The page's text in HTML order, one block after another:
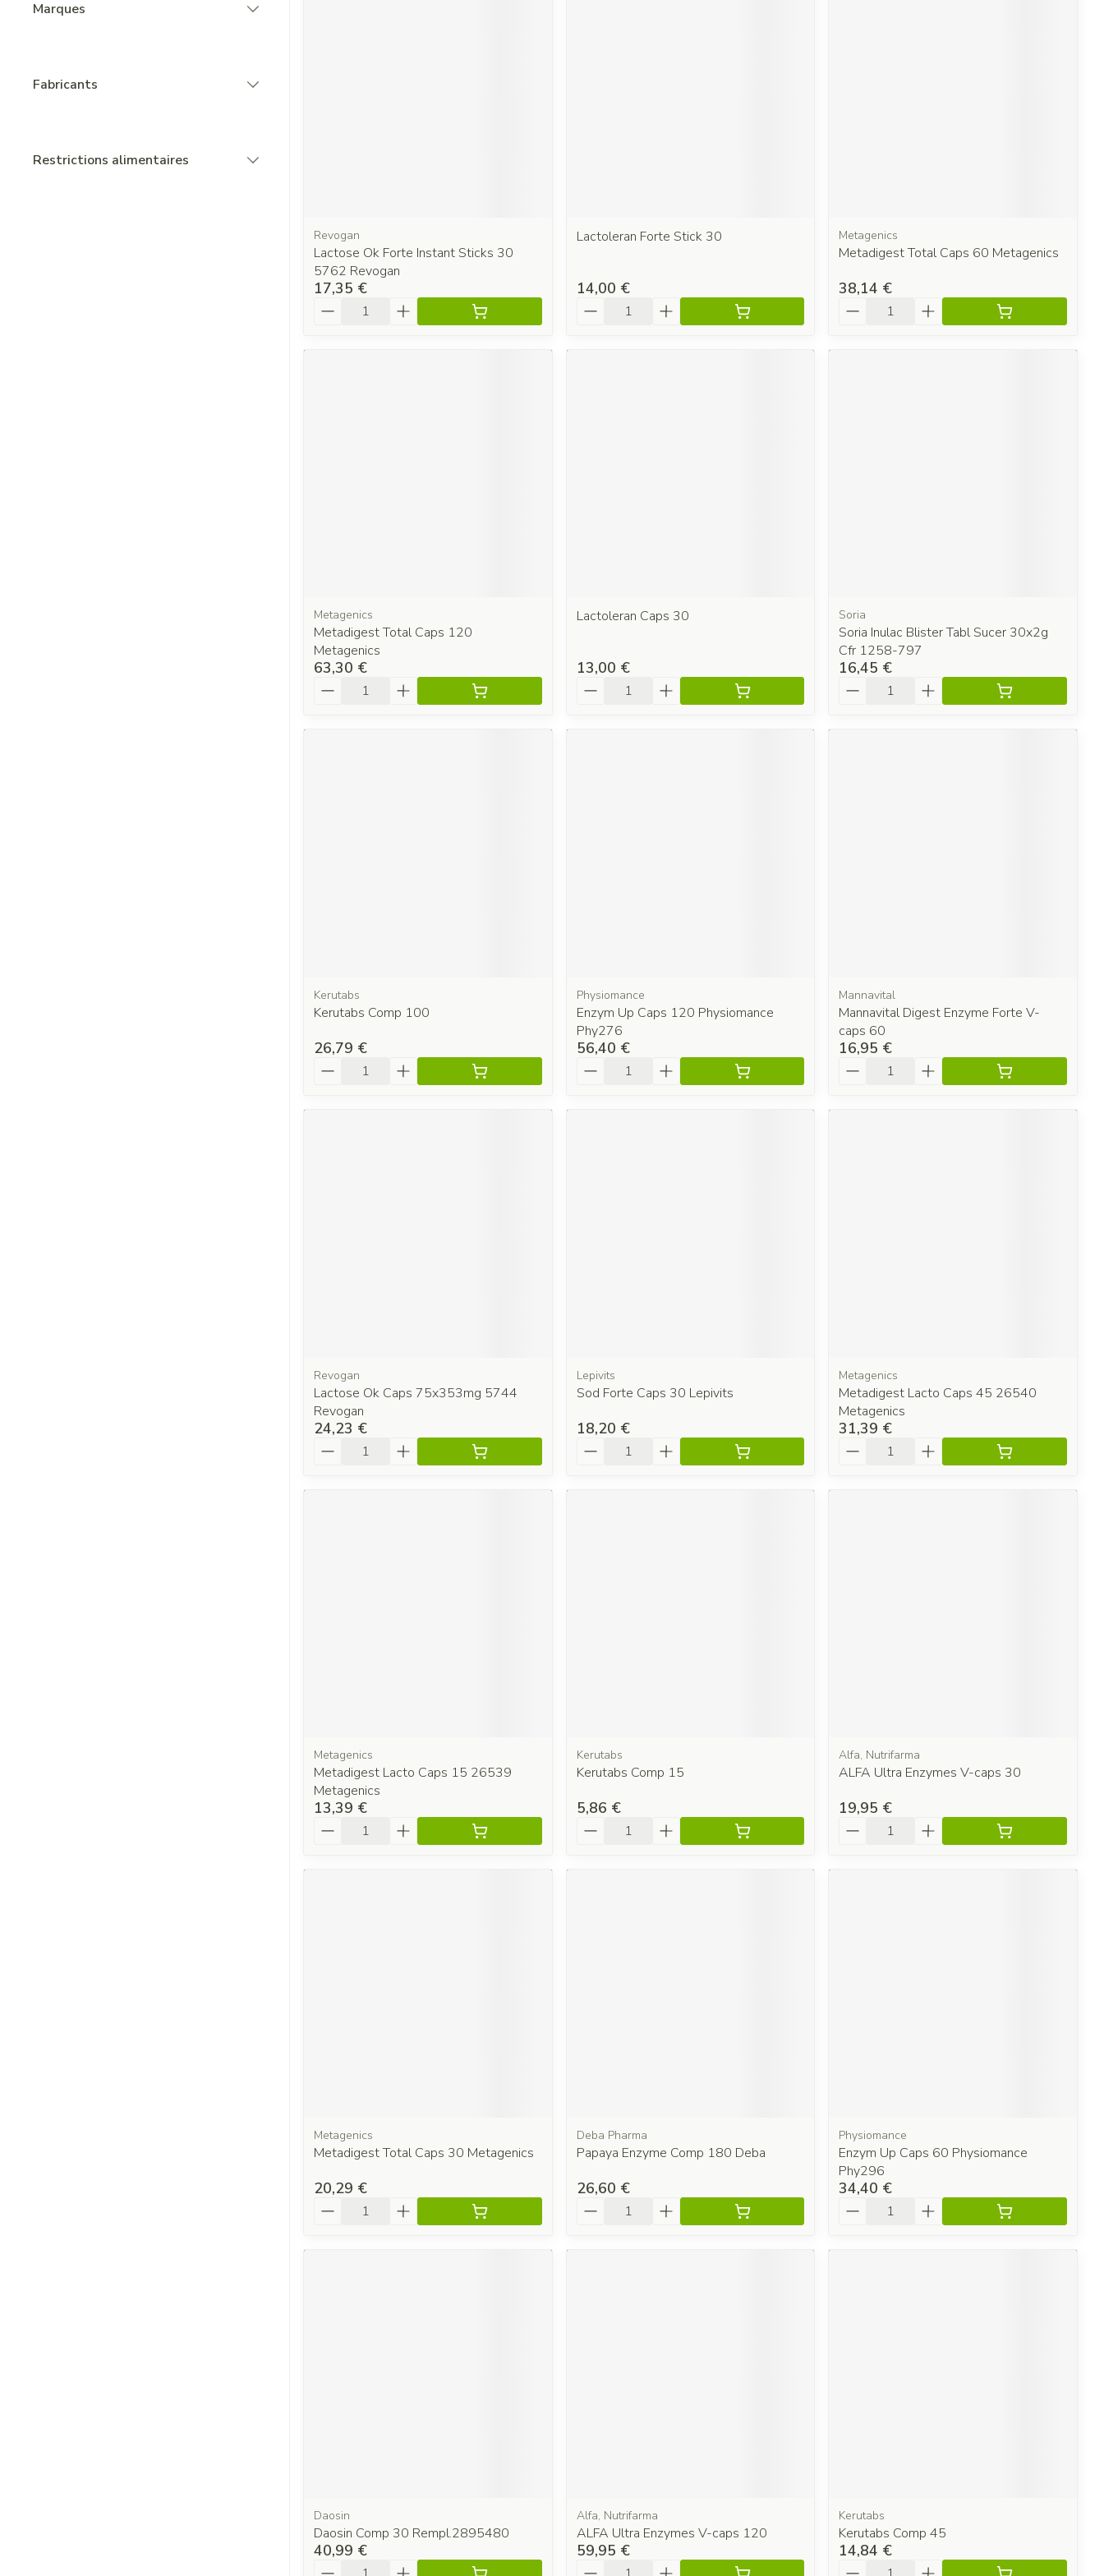
Marques
Fabricants
Restrictions alimentaires
Revogan
Lactose Ok Forte Instant Sticks 30
5762 Revogan
17,35 €
Quantité
Lactoleran Forte Stick 30
14,00 €
Quantité
Metagenics
Metadigest Total Caps 60 Metagenics
38,14 €
Quantité
Metagenics
Metadigest Total Caps 120
Metagenics
63,30 €
Quantité
Lactoleran Caps 30
13,00 €
Quantité
Soria
Soria Inulac Blister Tabl Sucer 30x2g
Cfr 1258-797
16,45 €
Quantité
Kerutabs
Kerutabs Comp 100
26,79 €
Quantité
Physiomance
Enzym Up Caps 120 Physiomance
Phy276
56,40 €
Quantité
Mannavital
Mannavital Digest Enzyme Forte V-
caps 60
16,95 €
Quantité
Revogan
Lactose Ok Caps 75x353mg 5744
Revogan
24,23 €
Quantité
Lepivits
Sod Forte Caps 30 Lepivits
18,20 €
Quantité
Metagenics
Metadigest Lacto Caps 45 26540
Metagenics
31,39 €
Quantité
Metagenics
Metadigest Lacto Caps 15 26539
Metagenics
13,39 €
Quantité
Kerutabs
Kerutabs Comp 15
5,86 €
Quantité
Alfa, Nutrifarma
ALFA Ultra Enzymes V-caps 30
19,95 €
Quantité
Metagenics
Metadigest Total Caps 30 Metagenics
20,29 €
Quantité
Deba Pharma
Papaya Enzyme Comp 180 Deba
26,60 €
Quantité
Physiomance
Enzym Up Caps 60 Physiomance
Phy296
34,40 €
Quantité
Daosin
Daosin Comp 30 Rempl.2895480
40,99 €
Quantité
Alfa, Nutrifarma
ALFA Ultra Enzymes V-caps 120
59,95 €
Quantité
Kerutabs
Kerutabs Comp 45
14,84 €
Quantité